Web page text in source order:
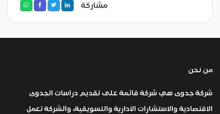
مشاركة
من نحن
شركة جدوى هي شركة قائمة على تقديم دراسات الجدوى
الاقتصادية والاستشارات الادارية والتسويقية، والشركة تعمل